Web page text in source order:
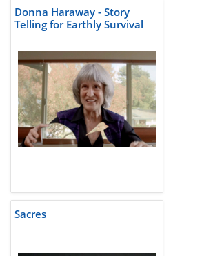
Donna Haraway - Story
Telling for Earthly Survival
Sacres